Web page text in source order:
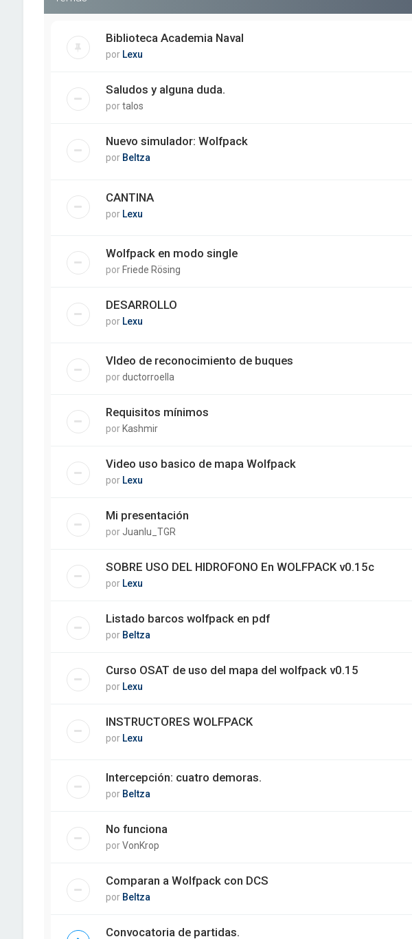
Biblioteca Academia Naval
por Lexu
Saludos y alguna duda.
portalos
Nuevo simulador: Wolfpack
por Beltza
CANTINA
por Lexu
Wolfpack en modo single
por Friede Rösing
DESARROLLO
por Lexu
VIdeo de reconocimiento de buques
porductorroella
Requisitos mínimos
por Kashmir
Video uso basico de mapa Wolfpack
por Lexu
Mi presentación
por Juanlu_TGR
SOBRE USO DEL HIDROFONO En WOLFPACK v0.15c
por Lexu
Listado barcos wolfpack en pdf
por Beltza
Curso OSAT de uso del mapa del wolfpack v0.15
por Lexu
INSTRUCTORES WOLFPACK
por Lexu
Intercepción: cuatro demoras.
por Beltza
No funciona
porVonKrop
Comparan a Wolfpack con DCS
por Beltza
Convocatoria de partidas.